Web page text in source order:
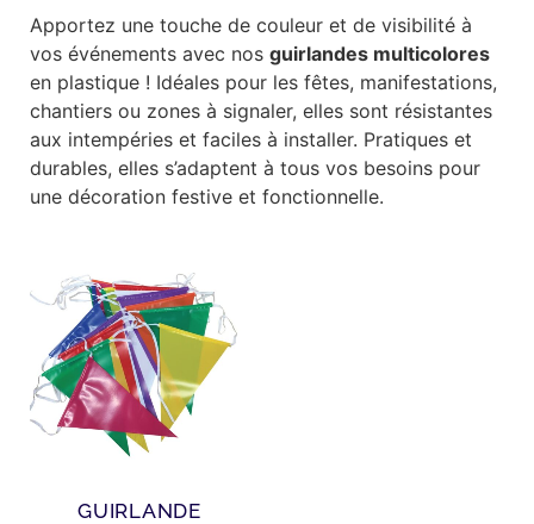
Apportez une touche de couleur et de visibilité à
vos événements avec nos guirlandes multicolores
en plastique ! Idéales pour les fêtes, manifestations,
chantiers ou zones à signaler, elles sont résistantes
aux intempéries et faciles à installer. Pratiques et
durables, elles s’adaptent à tous vos besoins pour
une décoration festive et fonctionnelle.
GUIRLANDE